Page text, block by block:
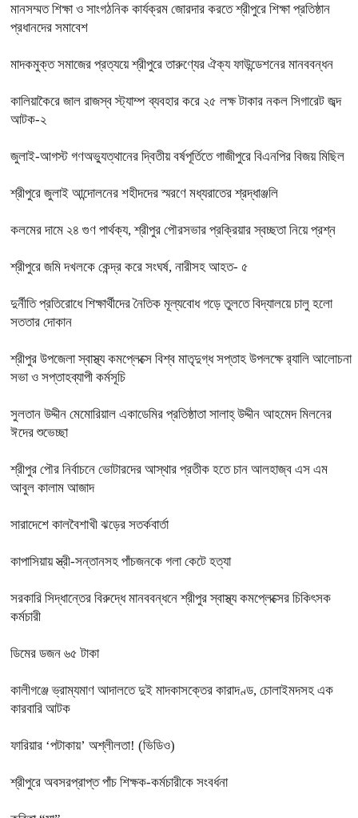
মানসম্মত শিক্ষা ও সাংগঠনিক কার্যক্রম জোরদার করতে শ্রীপুরে শিক্ষা প্রতিষ্ঠান
প্রধানদের সমাবেশ
মাদকমুক্ত সমাজের প্রত্যয়ে শ্রীপুরে তারুণ্যের ঐক্য ফাউন্ডেশনের মানববন্ধন
কালিয়াকৈরে জাল রাজস্ব স্ট্যাম্প ব্যবহার করে ২৫ লক্ষ টাকার নকল সিগারেট জব্দ
আটক-২
জুলাই-আগস্ট গণঅভ্যুত্থানের দ্বিতীয় বর্ষপূর্তিতে গাজীপুরে বিএনপির বিজয় মিছিল
শ্রীপুরে জুলাই আন্দোলনের শহীদদের স্মরণে মধ্যরাতের শ্রদ্ধাঞ্জলি
কলমের দামে ২৪ গুণ পার্থক্য, শ্রীপুর পৌরসভার প্রক্রিয়ার স্বচ্ছতা নিয়ে প্রশ্ন
শ্রীপুরে জমি দখলকে কেন্দ্র করে সংঘর্ষ, নারীসহ আহত- ৫
দুর্নীতি প্রতিরোধে শিক্ষার্থীদের নৈতিক মূল্যবোধ গড়ে তুলতে বিদ্যালয়ে চালু হলো
সততার দোকান
শ্রীপুর উপজেলা স্বাস্থ্য কমপ্লেক্সে বিশ্ব মাতৃদুগ্ধ সপ্তাহ উপলক্ষে র‍্যালি আলোচনা
সভা ও সপ্তাহব্যাপী কর্মসূচি
সুলতান উদ্দীন মেমোরিয়াল একাডেমির প্রতিষ্ঠাতা সালাহ্ উদ্দীন আহমেদ মিলনের
ঈদের শুভেচ্ছা
শ্রীপুর পৌর নির্বাচনে ভোটারদের আস্থার প্রতীক হতে চান আলহাজ্ব এস এম
আবুল কালাম আজাদ
সারাদেশে কালবৈশাখী ঝড়ের সতর্কবার্তা
কাপাসিয়ায় স্ত্রী-সন্তানসহ পাঁচজনকে গলা কেটে হত্যা
সরকারি সিদ্ধান্তের বিরুদ্ধে মানববন্ধনে শ্রীপুর স্বাস্থ্য কমপ্লেক্সের চিকিৎসক
কর্মচারী
ডিমের ডজন ৬৫ টাকা
কালীগঞ্জে ভ্রাম্যমাণ আদালতে দুই মাদকাসক্তের কারাদণ্ড, চোলাইমদসহ এক
কারবারি আটক
ফারিয়ার ‘পটাকায়’ অশ্লীলতা! (ভিডিও)
শ্রীপুরে অবসরপ্রাপ্ত পাঁচ শিক্ষক-কর্মচারীকে সংবর্ধনা